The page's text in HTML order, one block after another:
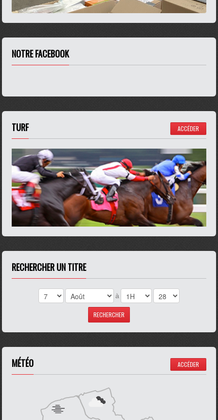
NOTRE FACEBOOK
TURF ACCÉDER
RECHERCHER UN TITRE
à
MÉTÉO ACCÉDER